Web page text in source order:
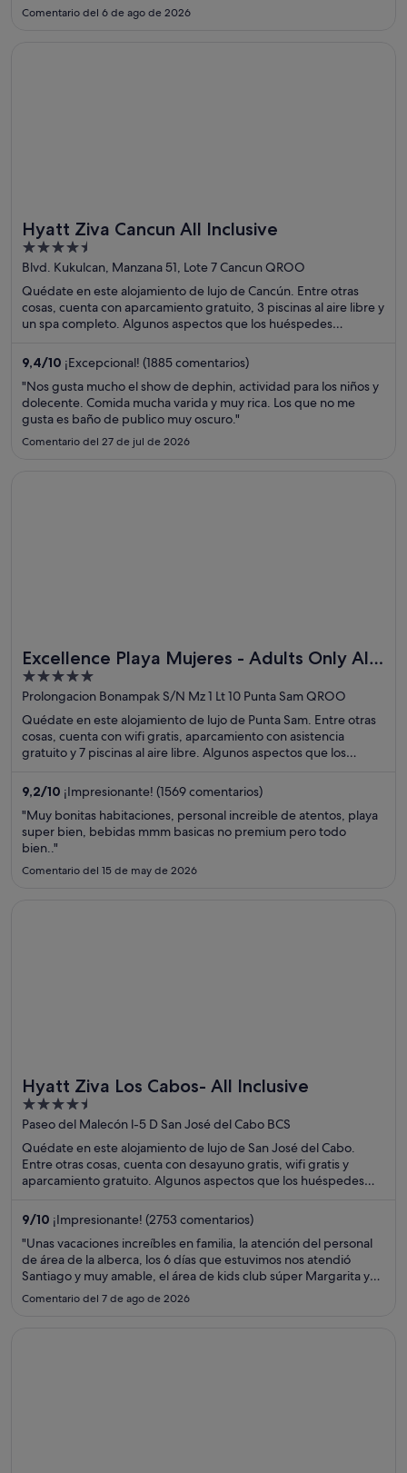
Comentario del 6 de ago de 2026
Hyatt Ziva Cancun All Inclusive
4.5
out
of
5
Blvd. Kukulcan, Manzana 51, Lote 7 Cancun QROO
Quédate en este alojamiento de lujo de Cancún. Entre otras
cosas, cuenta con aparcamiento gratuito, 3 piscinas al aire libre y
un spa completo. Algunos aspectos que los huéspedes
personal. Dos atracciones turísticas populares que se
encuentran cerca son Plaza la Isla y Playa Delfines.
9,4/10 ¡Excepcional! (1885 comentarios)
"Nos gusta mucho el show de dephin, actividad para los niños y
dolecente. Comida mucha varida y muy rica. Los que no me
gusta es baño de publico muy oscuro."
Comentario del 27 de jul de 2026
Excellence Playa Mujeres - Adults Only All
Inclusive
5
out
of
5
Prolongacion Bonampak S/N Mz 1 Lt 10 Punta Sam QROO
Quédate en este alojamiento de lujo de Punta Sam. Entre otras
cosas, cuenta con wifi gratis, aparcamiento con asistencia
gratuito y 7 piscinas al aire libre. Algunos aspectos que los
excelente restaurante. Dos atracciones turísticas populares que
se encuentran cerca son Playa Norte y Club de golf de Playa
Mujeres.
9,2/10 ¡Impresionante! (1569 comentarios)
"Muy bonitas habitaciones, personal increible de atentos, playa
super bien, bebidas mmm basicas no premium pero todo
bien.."
Comentario del 15 de may de 2026
Hyatt Ziva Los Cabos- All Inclusive
4.5
out
of
5
Paseo del Malecón l-5 D San José del Cabo BCS
Quédate en este alojamiento de lujo de San José del Cabo.
Entre otras cosas, cuenta con desayuno gratis, wifi gratis y
aparcamiento gratuito. Algunos aspectos que los huéspedes
restaurante. Dos atracciones turísticas populares que se
encuentran cerca son Plaza Costa Azul y Zona de galerías de San
José del Cabo.
9/10 ¡Impresionante! (2753 comentarios)
"Unas vacaciones increíbles en familia, la atención del personal
de área de la alberca, los 6 días que estuvimos nos atendió
Santiago y muy amable, el área de kids club súper Margarita y
Nan y todo su personal muy amables !! Los restaurantes y la
comida en general bastante variedad y muy rico !! Excelente ..."
Comentario del 7 de ago de 2026